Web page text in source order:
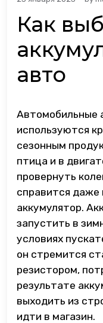
Как
авто
Автомобильные
используются
сезонным
птица и в
провернуть
справится даже
аккумулятор.
запустить в
условиях
он стремится
резистором,
результате
выходить из
идти в магазин.